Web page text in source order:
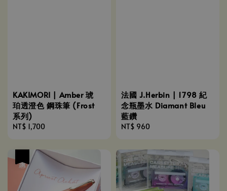
KAKIMORI | Amber 琥
珀透澄色 鋼珠筆 (Frost
系列)
Regular
NT$ 1,700
法國 J.Herbin | 1798 紀
念瓶墨水 Diamant Bleu
藍鑽
Regular
NT$ 960